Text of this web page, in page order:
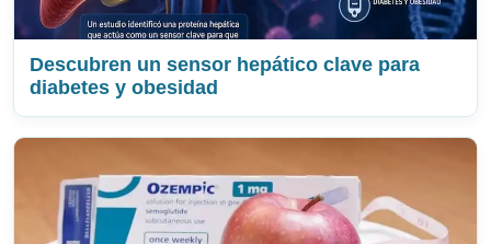
Descubren un sensor hepático clave para
diabetes y obesidad